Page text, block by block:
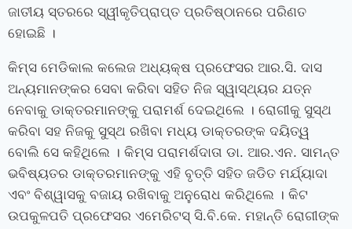
ଜାତୀୟ ସ୍ତରରେ ସ୍ୱୀକୃତିପ୍ରାପ୍ତ ପ୍ରତିଷ୍ଠାନରେ ପରିଣତ
ହୋଇଛି ।
କିମ୍‍ସ ମେଡିକାଲ କଲେଜ ଅଧ୍ୟକ୍ଷ ପ୍ରଫେସର ଆର.ସି. ଦାସ
ଅନ୍ୟମାନଙ୍କର ସେବା କରିବା ସହିତ ନିଜ ସ୍ୱାସ୍ଥ୍ୟର ଯତ୍ନ
ନେବାକୁ ଡାକ୍ତରମାନଙ୍କୁ ପରାମର୍ଶ ଦେଇଥିଲେ । ରୋଗୀକୁ ସୁସ୍ଥ
କରିବା ସହ ନିଜକୁ ସୁସ୍ଥ ରଖିବା ମଧ୍ୟ ଡାକ୍ତରଙ୍କ ଦୟିତ୍ୱ
ବୋଲି ସେ କହିଥିଲେ । କିମ୍‍ସ ପରାମର୍ଶଦାତା ଡା. ଆର.ଏନ. ସାମନ୍ତ
ଭବିଷ୍ୟତର ଡାକ୍ତରମାନଙ୍କୁ ଏହି ବୃତ୍ତି ସହିତ ଜଡିତ ମର୍ଯ୍ୟାଦା
ଏବଂ ବିଶ୍ୱାସକୁ ବଜାୟ ରଖିବାକୁ ଅନୁରୋଧ କରିଥିଲେ । କିଟ
ଉପକୁଳପତି ପ୍ରଫେସର ଏମେରିଟସ୍ ସି.ବି.କେ. ମହାନ୍ତି ରୋଗୀଙ୍କ